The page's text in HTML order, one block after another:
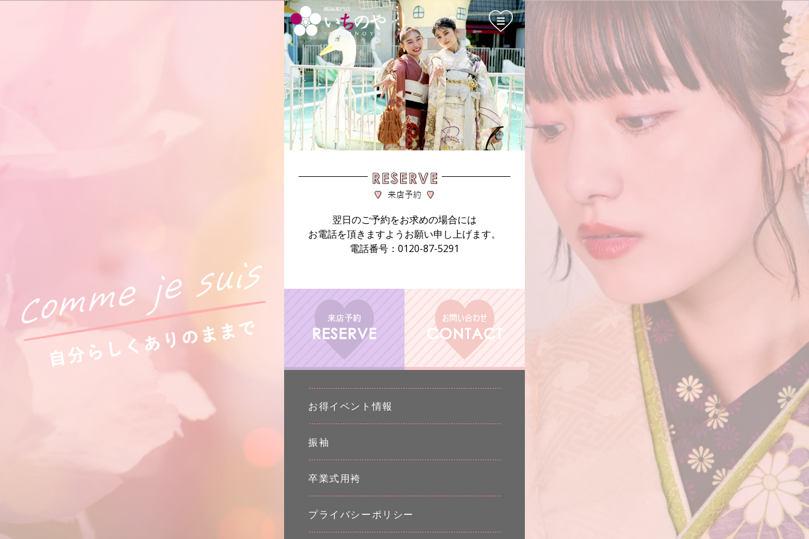
TOP
お得イベント情報
来店予約
お問い合わせ
プライバシーポリシー
翌日のご予約をお求めの場合には
お電話を頂きますようお願い申し上げます。
電話番号：0120-87-5291
お得イベント情報
振袖
卒業式用袴
プライバシーポリシー